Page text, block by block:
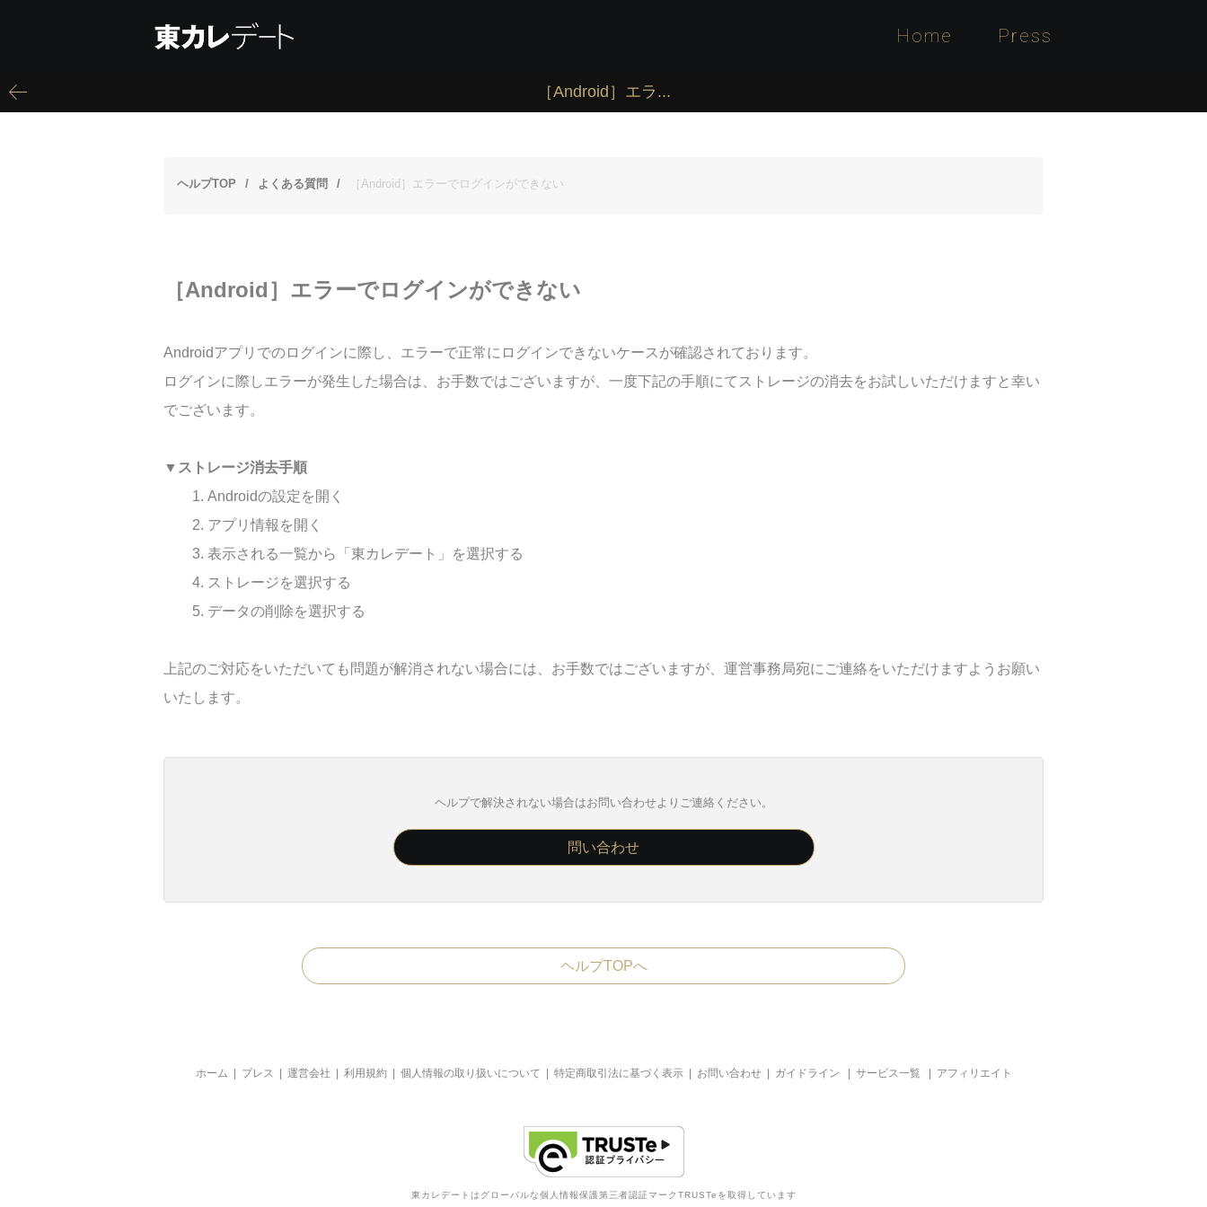
Home Press
［Android］エラ...
ヘルプTOP よくある質問 ［Android］エラーでログインができない
［Android］エラーでログインができない
Androidアプリでのログインに際し、エラーで正常にログインできないケースが確認されております。
ログインに際しエラーが発生した場合は、お手数ではございますが、一度下記の手順にてストレージの消去をお試しいただけますと幸い
でございます。
▼ストレージ消去手順
1. Androidの設定を開く
2. アプリ情報を開く
3. 表示される一覧から「東カレデート」を選択する
4. ストレージを選択する
5. データの削除を選択する
上記のご対応をいただいても問題が解消されない場合には、お手数ではございますが、運営事務局宛にご連絡をいただけますようお願い
いたします。
ヘルプで解決されない場合はお問い合わせよりご連絡ください。
問い合わせ
ヘルプTOPへ
ホーム プレス 運営会社 利用規約 個人情報の取り扱いについて 特定商取引法に基づく表示| お問い合わせ| ガイドライン サービス一覧 アフィリエイト
東カレデートはグローバルな個人情報保護第三者認証マークTRUSTeを取得しています